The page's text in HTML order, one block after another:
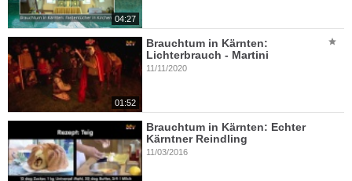
04:27
01:52
Brauchtum in Kärnten:
Lichterbrauch - Martini
11/11/2020
Brauchtum in Kärnten: Echter
Kärntner Reindling
11/03/2016